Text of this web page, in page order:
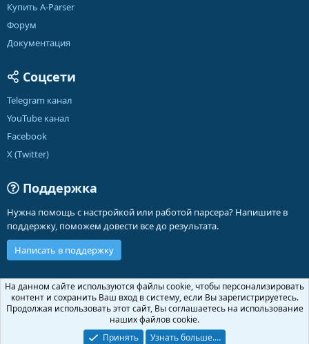
Купить A-Parser
Форум
Документация
Соцсети
Telegram канал
YouTube канал
Facebook
X (Twitter)
Поддержка
Нужна помощь с настройкой или работой парсера? Напишите в
поддержку, поможем довести все до результата.
Написать в поддержку
Russian (RU)
Обратная связь
Условия и правила
Политика конфиденциальности
Помощь
Community platform by XenForo ® © 2010-2026 XenForo Ltd.
На данном сайте используются файлы cookie, чтобы персонализировать
контент и сохранить Ваш вход в систему, если Вы зарегистрируетесь.
Продолжая использовать этот сайт, Вы соглашаетесь на использование
наших файлов cookie.
Принять
Узнать больше.…